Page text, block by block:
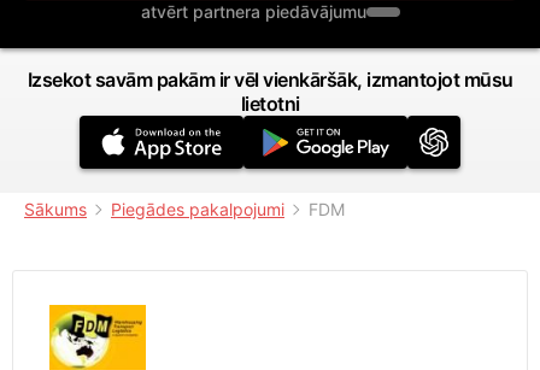
atvērt partnera piedāvājumu
Izsekot savām pakām ir vēl vienkāršāk, izmantojot mūsu
lietotni
Sākums Piegādes pakalpojumi FDM